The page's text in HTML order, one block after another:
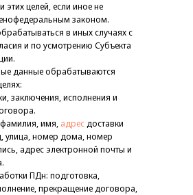
этих целей, если иное не
законом.
в иных случаях с
и по усмотрению Субъекта
данные обрабатываются
заключения, исполнения и
имя, адресдоставки
улица, номер дома, номер
адрес электронной почты и
ПДн: подготовка,
прекращение договора,